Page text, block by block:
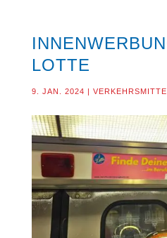
LOTTE
9. JAN. 2024 |